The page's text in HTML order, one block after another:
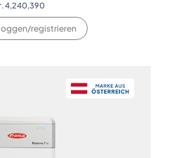
4,240,390
registrieren